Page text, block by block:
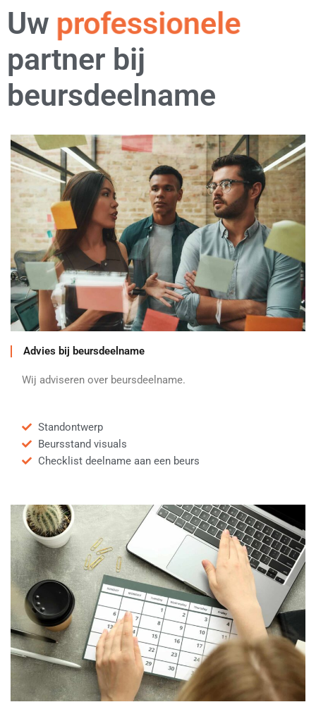
Uw professionele
partner bij
beursdeelname
Advies bij beursdeelname
Wij adviseren over beursdeelname.
Standontwerp
Beursstand visuals
Checklist deelname aan een beurs